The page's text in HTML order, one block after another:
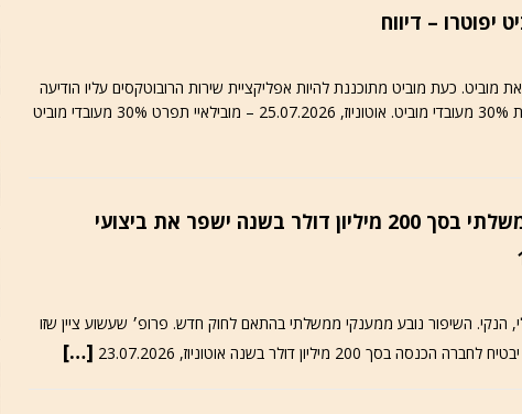
מוביט. כעת מוביט מתוכננת להיות אפליקציית שירות הרובוטקסים עליו הודיעה
מובילאיי בחודש שעבר. כעת החברה מפטרת 30% מעובדי מוביט. אוטוניוז, 25.07.2026 – מובילאיי תפרט 30% מעובדי מוביט
מובילאיי Q2/2026 מענק ממשלתי בסך 200 מיליון דולר בשנה ישפר את ביצועי
הנקי. השיפור נובע ממענקי ממשלתי בהתאם לחוק חדש. פרופ׳ שעשוע ציין שזו
דולר בשנה אוטוניוז, 23.07.2026
[…]